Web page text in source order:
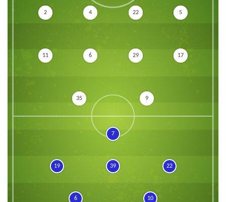
2 4 22 5
11 6 29 17
35 9
10
6
22
39
19
7